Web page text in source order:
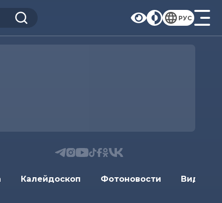
РУС
Калейдоскоп Фотоновости